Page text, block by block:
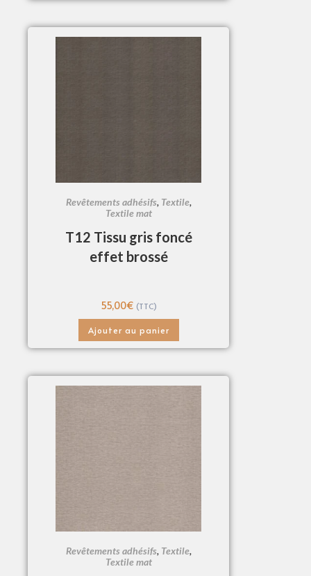
Revêtements adhésifs, Textile,
Textile mat
T12 Tissu gris foncé
effet brossé
55,00€ (TTC)
Ajouter au panier
Revêtements adhésifs, Textile,
Textile mat